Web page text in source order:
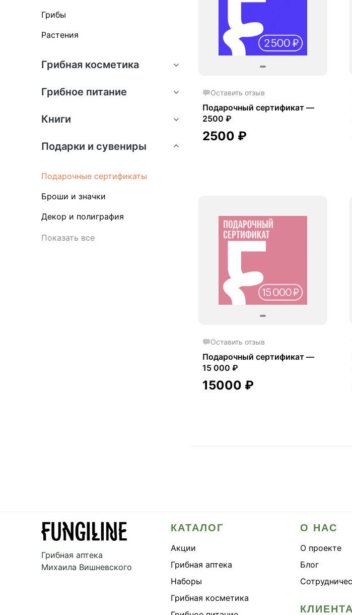
Оставить отзыв
Подарочный сертификат —
2500 ₽
2500 ₽
Оставить отзыв
Подарочный сертификат —
15 000 ₽
15000 ₽
Грибы
Растения
Грибная косметика
Грибное питание
Книги
Подарки и сувениры
Подарочные сертификаты
Броши и значки
Декор и полиграфия
Показать все
Грибная аптека
Михаила Вишневского
КАТАЛОГ
Акции
Грибная аптека
Наборы
Грибная косметика
О НАС
О проекте
Блог